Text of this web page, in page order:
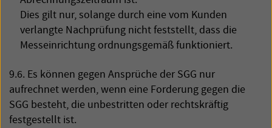
Dies gilt nur, solange durch eine vom Kunden
verlangte Nachprüfung nicht feststellt, dass die
Messeinrichtung ordnungsgemäß funktioniert.
9.6. Es können gegen Ansprüche der SGG nur
aufrechnet werden, wenn eine Forderung gegen die
SGG besteht, die unbestritten oder rechtskräftig
festgestellt ist.